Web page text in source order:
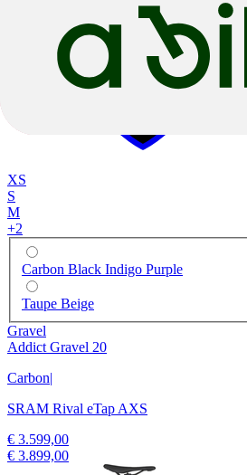
XS
S
M
+2
Carbon Black Indigo Purple
Taupe Beige
Gravel
Addict Gravel 20
Carbon|
SRAM Rival eTap AXS
€ 3.599,00
€ 3.899,00